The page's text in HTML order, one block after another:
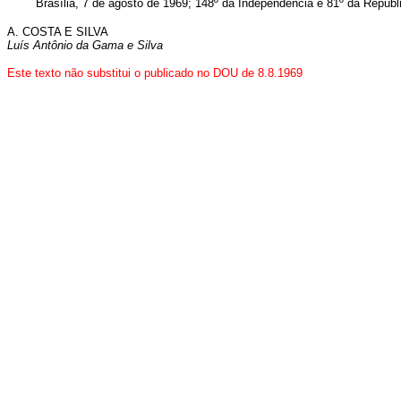
Brasília, 7 de agôsto de 1969; 148º da Independência e 81º da
A. COSTA E SILVA
Luís Antônio da Gama e Silva
Este texto não substitui o publicado no DOU de 8.8.1969